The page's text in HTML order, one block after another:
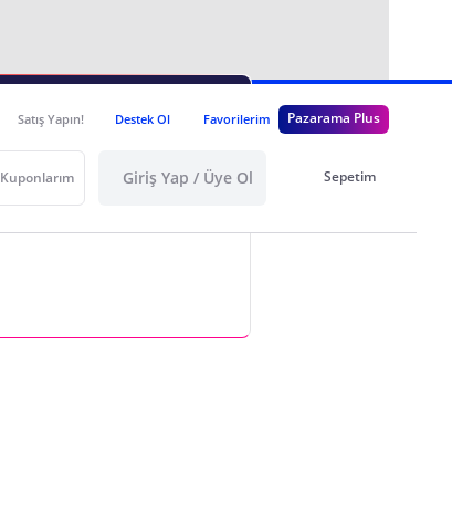
Satış Yapın! Destek Ol Favorilerim Pazarama Plus
Kuponlarım Giriş Yap / Üye Ol Sepetim